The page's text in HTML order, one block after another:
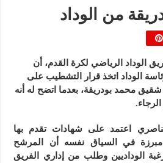
من الوداد
الرياضي لكرة القدم، أن
الوداد اتخذ قرار التشطيب على
شقيق محمد بودريقة، بعدما اتضح له أنه
اعتمد على شهادات تقدم بها
مبرزة في السياق نفسه أن المرشح
الوداديين وطلب من إداري الفريق